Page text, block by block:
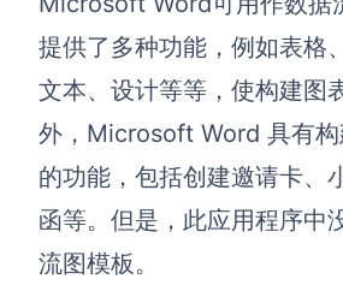
提供了多种功能，例如表格
文本、设计等等，使构建图
外，Microsoft Word 具有
的功能，包括创建邀请卡、
函等。但是，此应用程序中
流图模板。